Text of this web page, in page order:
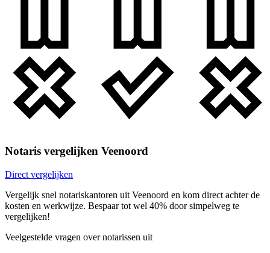
Notaris vergelijken Veenoord
Direct vergelijken
Vergelijk snel notariskantoren uit Veenoord en kom direct achter de
kosten en werkwijze. Bespaar tot wel 40% door simpelweg te
vergelijken!
Veelgestelde vragen over notarissen uit